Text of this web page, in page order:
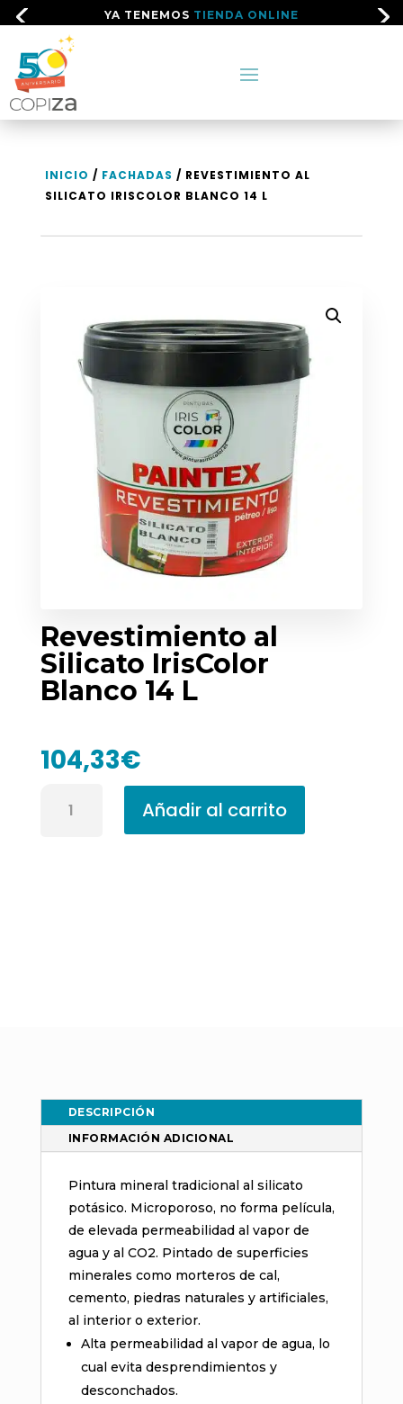
YA TENEMOS TIENDA ONLINE
INICIO / FACHADAS / REVESTIMIENTO AL
SILICATO IRISCOLOR BLANCO 14 L
Revestimiento al
Silicato IrisColor
Blanco 14 L
104,33€
Revestimiento
Añadir al carrito
DESCRIPCIÓN
INFORMACIÓN ADICIONAL
Pintura mineral tradicional al silicato
potásico. Microporoso, no forma película,
de elevada permeabilidad al vapor de
agua y al CO2. Pintado de superficies
minerales como morteros de cal,
cemento, piedras naturales y artificiales,
al interior o exterior.
Alta permeabilidad al vapor de agua, lo
cual evita desprendimientos y
desconchados.